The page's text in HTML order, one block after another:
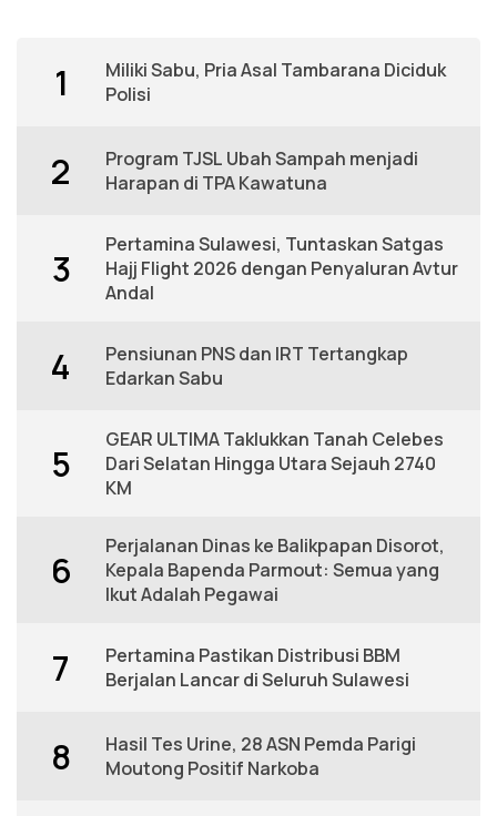
1
Miliki Sabu, Pria Asal Tambarana Diciduk
Polisi
2
Program TJSL Ubah Sampah menjadi
Harapan di TPA Kawatuna
3
Pertamina Sulawesi, Tuntaskan Satgas
Hajj Flight 2026 dengan Penyaluran Avtur
Andal
4
Pensiunan PNS dan IRT Tertangkap
Edarkan Sabu
5
GEAR ULTIMA Taklukkan Tanah Celebes
Dari Selatan Hingga Utara Sejauh 2740
KM
6
Perjalanan Dinas ke Balikpapan Disorot,
Kepala Bapenda Parmout: Semua yang
Ikut Adalah Pegawai
7
Pertamina Pastikan Distribusi BBM
Berjalan Lancar di Seluruh Sulawesi
8
Hasil Tes Urine, 28 ASN Pemda Parigi
Moutong Positif Narkoba